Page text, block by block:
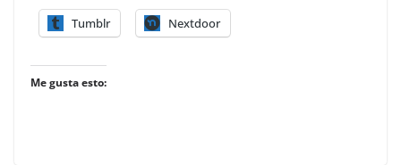
Tumblr Nextdoor
Me gusta esto: